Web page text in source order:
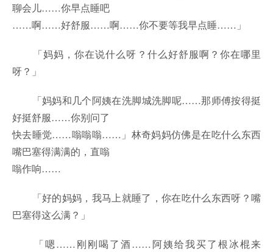
聊会儿……你早点睡吧
……啊……好舒服……啊……你不要等我早点睡……」
「妈妈，你在说什么呀？什么好舒服啊？你在哪里
呀？」
「妈妈和几个阿姨在洗脚城洗脚呢……那师傅按得挺
好挺舒服……你别问了
快去睡觉……嗡嗡嗡……」林奇妈妈仿佛是在吃什么东西
嘴巴塞得满满的，直嗡
嗡作响……
「好的妈妈，我马上就睡了，你在吃什么东西呀？嘴
巴塞得这么满？」
「嗯……刚刚喝了酒……阿姨给我买了根冰棍来